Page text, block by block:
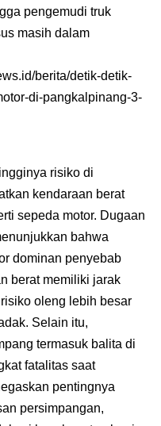
pengemudi truk
masih dalam
berita/detik-detik-
di-pangkalpinang-3-
risiko di
kendaraan berat
sepeda motor. Dugaan
bahwa
dominan penyebab
berat memiliki jarak
oleng lebih besar
Selain itu,
termasuk balita di
fatalitas saat
pentingnya
persimpangan,